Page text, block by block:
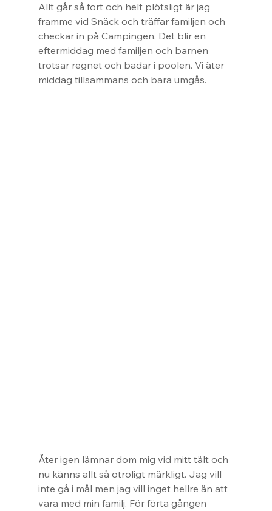
Allt går så fort och helt plötsligt är jag
framme vid Snäck och träffar familjen och
checkar in på Campingen. Det blir en
eftermiddag med familjen och barnen
trotsar regnet och badar i poolen. Vi äter
middag tillsammans och bara umgås.
Åter igen lämnar dom mig vid mitt tält och
nu känns allt så otroligt märkligt. Jag vill
inte gå i mål men jag vill inget hellre än att
vara med min familj. För förta gången